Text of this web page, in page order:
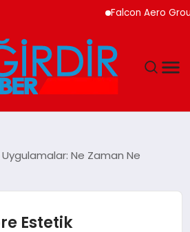
Falcon Aero Group,
Ne Zaman Ne
Estetik